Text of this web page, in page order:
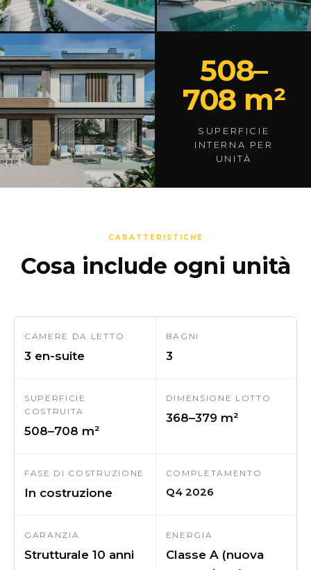
508–
708 m²
SUPERFICIE
INTERNA PER
UNITÀ
CARATTERISTICHE
Cosa include ogni unità
CAMERE DA LETTO
3 en-suite
BAGNI
3
SUPERFICIE
COSTRUITA
508–708 m²
DIMENSIONE LOTTO
368–379 m²
FASE DI COSTRUZIONE
In costruzione
COMPLETAMENTO
Q4 2026
GARANZIA
Strutturale 10 anni
ENERGIA
Classe A (nuova